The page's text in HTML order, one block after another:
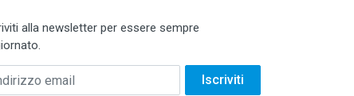
alla newsletter per essere sempre
email Iscriviti